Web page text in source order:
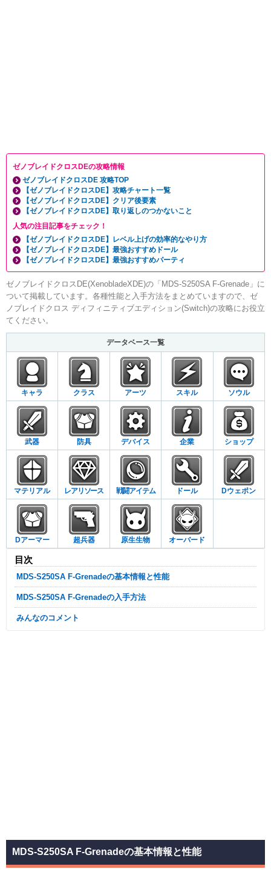
ゼノブレイドクロスDEの攻略情報
ゼノブレイドクロスDE 攻略TOP
【ゼノブレイドクロスDE】攻略チャート一覧
【ゼノブレイドクロスDE】クリア後要素
【ゼノブレイドクロスDE】取り返しのつかないこと
人気の注目記事をチェック！
【ゼノブレイドクロスDE】レベル上げの効率的なやり方
【ゼノブレイドクロスDE】最強おすすめドール
【ゼノブレイドクロスDE】最強おすすめパーティ
ゼノブレイドクロスDE(XenobladeXDE)の「MDS-S250SA F-Grenade」に
ついて掲載しています。各種性能と入手方法をまとめていますので、ゼ
ノブレイドクロス ディフィニティブエディション(Switch)の攻略にお役立
てください。
データベース一覧
キャラ クラス アーツ スキル ソウル
武器 防具 デバイス 企業 ショップ
マテリアル レアリソース 戦闘アイテム ドール Dウェポン
Dアーマー 超兵器 原生生物 オーバード
目次
MDS-S250SA F-Grenadeの基本情報と性能
MDS-S250SA F-Grenadeの入手方法
みんなのコメント
MDS-S250SA F-Grenadeの基本情報と性能